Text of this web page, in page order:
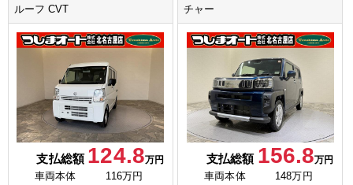
ルーフ CVT
支払総額 124.8万円
車両本体
116万円
チャー
支払総額 156.8万円
車両本体
148万円